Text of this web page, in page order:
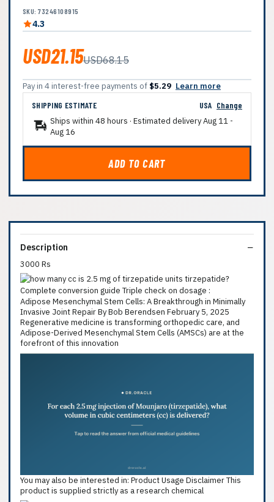
SKU: 73246108915
4.3
USD21.15USD68.15
Pay in 4 interest-free payments of $5.29 Learn more
SHIPPING ESTIMATE
USA Change
Ships within 48 hours · Estimated deliveryAug 11 -
Aug 16
ADD TO CART
Description
3000 Rs
Adipose Mesenchymal Stem Cells: A Breakthrough in Minimally
Invasive Joint Repair By Bob Berendsen February 5, 2025
Regenerative medicine is transforming orthopedic care, and
Adipose-Derived Mesenchymal Stem Cells (AMSCs) are at the
forefront of this innovation
You may also be interested in: Product Usage Disclaimer This
product is supplied strictly as a research chemical